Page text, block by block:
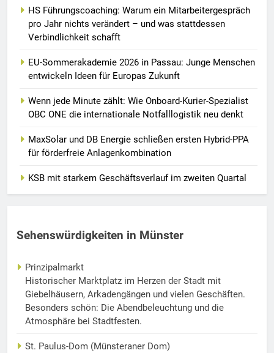
HS Führungscoaching: Warum ein Mitarbeitergespräch
pro Jahr nichts verändert – und was stattdessen
Verbindlichkeit schafft
EU-Sommerakademie 2026 in Passau: Junge Menschen
entwickeln Ideen für Europas Zukunft
Wenn jede Minute zählt: Wie Onboard-Kurier-Spezialist
OBC ONE die internationale Notfalllogistik neu denkt
MaxSolar und DB Energie schließen ersten Hybrid-PPA
für förderfreie Anlagenkombination
KSB mit starkem Geschäftsverlauf im zweiten Quartal
Sehenswürdigkeiten in Münster
Prinzipalmarkt
Historischer Marktplatz im Herzen der Stadt mit
Giebelhäusern, Arkadengängen und vielen Geschäften.
Besonders schön: Die Abendbeleuchtung und die
Atmosphäre bei Stadtfesten.
St. Paulus-Dom (Münsteraner Dom)